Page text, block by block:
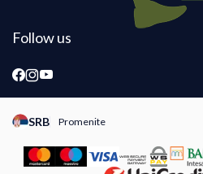
Follow us
SRB Promenite
Promeni instancu sajta, posetite